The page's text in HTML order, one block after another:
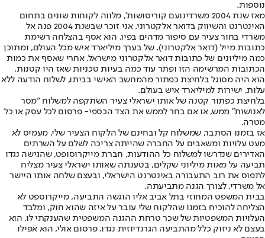
נוספות.
מאז שנת 2004 משרדי
נועם קוריסושות’, מלווה לקוחות שונים בתחום
האינטרנט והשיווק בדואר אלקטרוני. אני זוכר שבשנת 2004 פנה אל
משרדי בחור צעיר עם סיפור מדהים בפיו, הוא אסף בהצלחה רשימת
כתובות מייל (דואר אלקטרוני), של בערך מיליארד איש מכל העולם, ומתוכן
כמה מיליונים של כתובות דואר אלקטרוני מישראל. אחרי שאסף את כמות
הכתובות המרשימה הזו ופתר עוד כמה בעיות טכניות שאז היו קטנות,
הוא היה מסוגל בלחיצת כפתור מהמחשב האישי בביתו, לשלוח הודעה ללא
עלות, ישירות למיליארד איש בעולם.
בלחיצת כפתור קטנה של אותו ישראלי צעיר השתקפה למשלוח “מסר
לאנושות” ממש, או אם בחר לממש את הצד הכספי- פרסום לכל עסק או כל
מטרה.
אז בזמנו הסתבר, שמשלוח קל ובחינם של הלקוח הצעיר שלי, מעמיס לא
מעט עלויות ומשאבים על החברה שהייתה צריכה לשלם על השרתים
האדירים שנדרשו למשלוח כל ההודעות, חברת מייקרוסופט, שהגישה נגדו
תביעה על מאות מיליוני שקלים, בטענתה שאותו ישראלי צעיר מצליח
לתפוס את רוב התעבורה באינטרנט הישראלי, ובעצם שלחה אותו היישר
אל משרדי, לצורך הגנה מתביעתה.
בבית המשפט המחוזי בתל אביב אליו הוגשה התביעה, מייקרוספט לא
הצליחה להוכיח בזמנו שהלקוח שלי עובר על איזה שהוא חוק, ומלבד
העלויות המשפטיות של שכר טרחת ההגנה המשפטית שהענקתי לו, הוא
בעצם לא ניזוק כלל מהתביעה הגרנדיוזית נגדו. פרסום אולי, הוא אפילו